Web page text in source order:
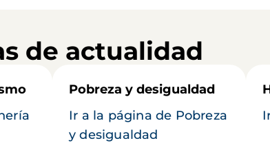
de actualidad
Pobreza y desigualdad
Ir a la página de Pobreza
y desigualdad